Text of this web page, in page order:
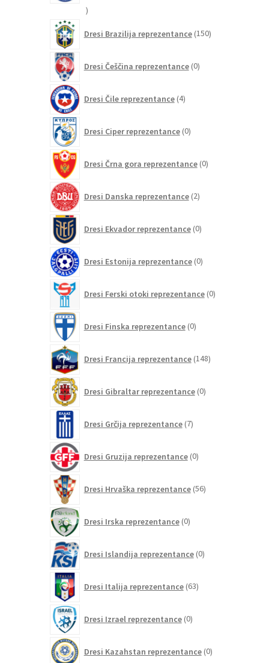
20
Dresi Brazilija reprezentance 150izdelkov
Dresi Češčina reprezentance 0izdelkov
Dresi Čile reprezentance 4izdelki
Dresi Ciper reprezentance 0izdelkov
Dresi Črna gora reprezentance 0izdelkov
Dresi Danska reprezentance 2izdelka
Dresi Ekvador reprezentance 0izdelkov
Dresi Estonija reprezentance 0izdelkov
Dresi Ferski otoki reprezentance 0izdelkov
Dresi Finska reprezentance 0izdelkov
Dresi Francija reprezentance 148izdelkov
Dresi Gibraltar reprezentance 0izdelkov
Dresi Grčija reprezentance 7izdelkov
Dresi Gruzija reprezentance 0izdelkov
Dresi Hrvaška reprezentance 56izdelkov
Dresi Irska reprezentance 0izdelkov
Dresi Islandija reprezentance 0izdelkov
Dresi Italija reprezentance 63izdelkov
Dresi Izrael reprezentance 0izdelkov
Dresi Kazahstan reprezentance 0izdelkov